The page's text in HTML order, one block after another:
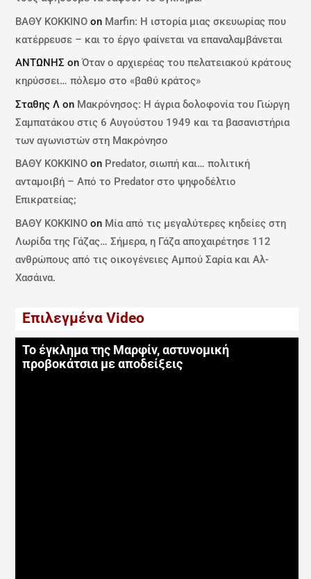
ΒΑΘΥ ΚΟΚΚΙΝΟ on Marfin: Η ιστορία μιας σκευωρίας που
κατέρρευσε – και το έργο φαίνεται να επαναλαμβάνεται
ΑΝΤΩΝΗΣ onΌταν ο αρχιερέας του πελατειακού κράτους
κηρύσσει… πόλεμο στο «βαθύ κράτος»
Σταθης Λ on Μακρόνησος: Η άγρια δολοφονία του Γιώργη
Σαμπατάκου στις 6 Αυγούστου 1949 και τα βασανιστήρια
των αγωνιστών στη Μακρόνησο
ΒΑΘΥ ΚΟΚΚΙΝΟ on Predator, σιωπή και… πολιτική
ανταμοιβή – Από το Predator στο ψηφοδέλτιο
Επικρατείας;
ΒΑΘΥ ΚΟΚΚΙΝΟ on Μία από τις μεγαλύτερες κηδείες στη
Λωρίδα της Γάζας… Σήμερα, η Γάζα αποχαιρέτησε 112
ανθρώπους από τις οικογένειες Αμπού Σαρία και Αλ-
Χασάινα.
Επιλεγμένα Video
Το έγκλημα της Μαρφίν, αστυνομική
προβοκάτσια με αποδείξεις